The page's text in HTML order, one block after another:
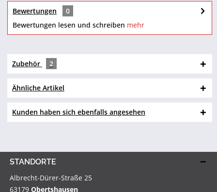
Bewertungen
0
Bewertungen lesen und schreiben mehr
Zubehör 2
Ähnliche Artikel
Kunden haben sich ebenfalls angesehen
STANDORTE
Albrecht-Dürer-Straße 25
63179 Obertshausen